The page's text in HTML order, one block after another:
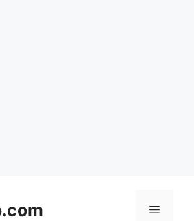
Menu